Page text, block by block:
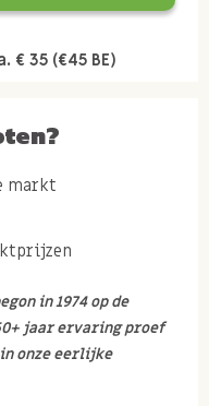
€ 35 (€45 BE)
markt
in 1974 op de
jaar ervaring proef
onze eerlijke